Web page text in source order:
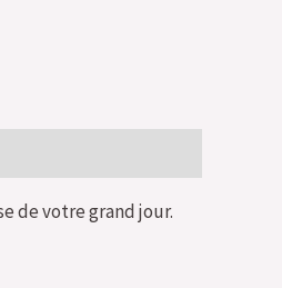
de votre grand jour.